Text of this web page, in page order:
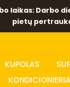
laikas: Darbo
pietų
KUPOLAS